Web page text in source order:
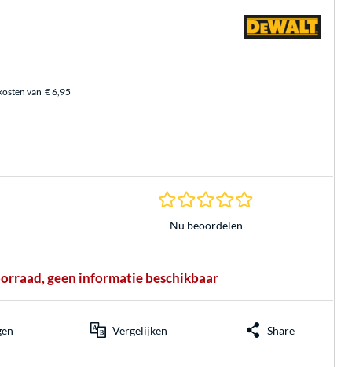
van € 6,95
0.0 sterren
Nu beoordelen
geen informatie beschikbaar
Vergelijken Share